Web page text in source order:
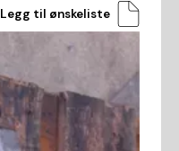
Legg til ønskeliste